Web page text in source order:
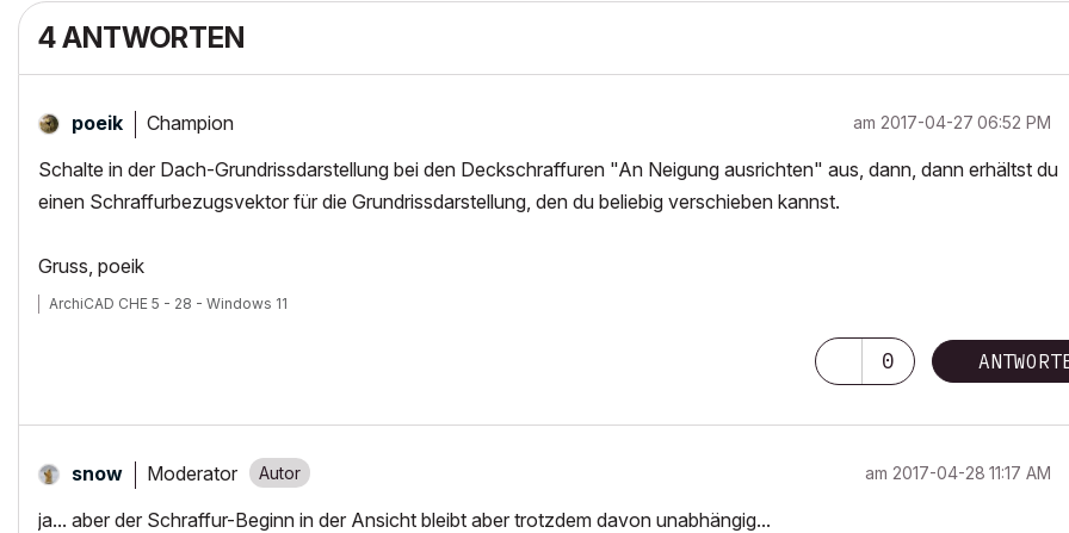
4 ANTWORTEN
poeik Champion am ‎2017-04-27 06:52 PM
Schalte in der Dach-Grundrissdarstellung bei den Deckschraffuren "An Neigung ausrichten" aus, dann, dann erhältst du
einen Schraffurbezugsvektor für die Grundrissdarstellung, den du beliebig verschieben kannst.
Gruss, poeik
ArchiCAD CHE 5 - 28 - Windows 11
0
snow Moderator am ‎2017-04-28 11:17 AM
ja... aber der Schraffur-Beginn in der Ansicht bleibt aber trotzdem davon unabhängig...